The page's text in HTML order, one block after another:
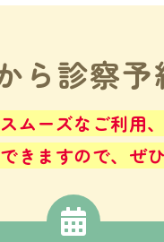
ら診察予
ムーズなご利用
きますので、ぜ